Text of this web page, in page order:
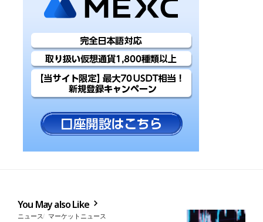
You May also Like
ニュース マーケットニュース